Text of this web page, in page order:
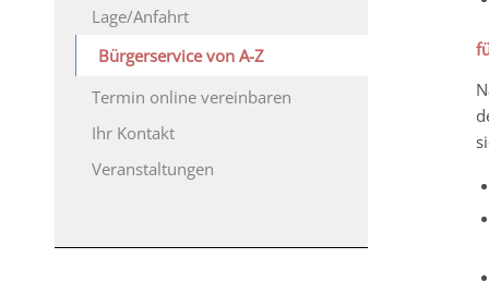
Lage/Anfahrt
Bürgerservice von A-Z
Termin online vereinbaren
Ihr Kontakt
Veranstaltungen